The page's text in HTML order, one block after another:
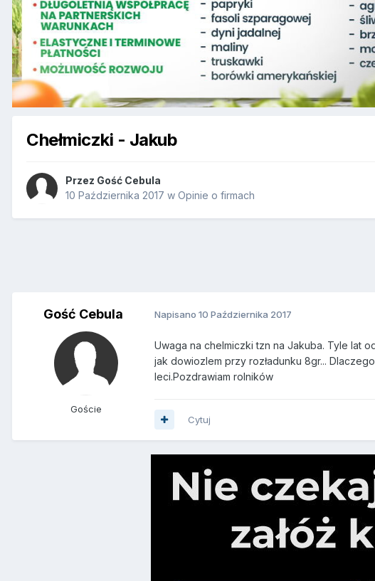
Chełmiczki - Jakub
Przez Gość Cebula
10 Października 2017 w Opinie o firmach
Gość Cebula
Goście
Napisano 10 Października 2017
Uwaga na chelmiczki tzn na Jakuba. Tyle lat
jak dowiozlem przy rozładunku 8gr...
leci.Pozdrawiam rolników
Cytuj